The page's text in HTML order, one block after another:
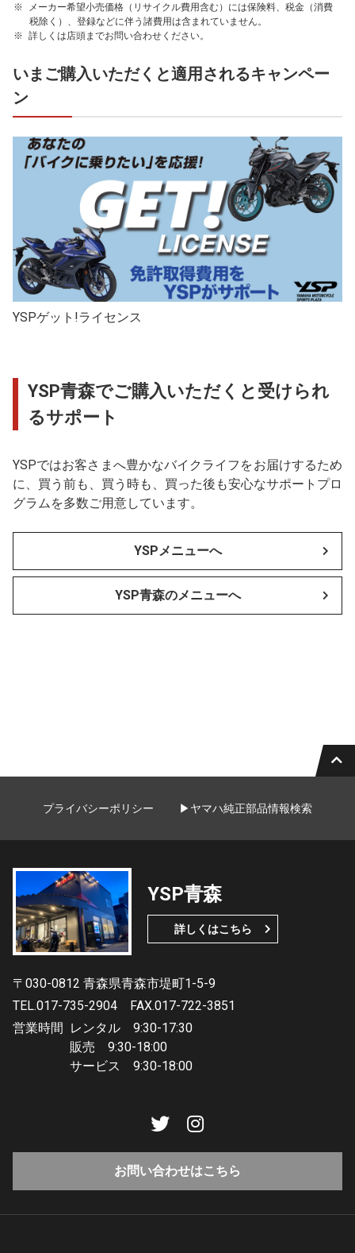
メーカー希望小売価格（リサイクル費用含む）には保険料、税金（消費
税除く）、登録などに伴う諸費用は含まれていません。
詳しくは店頭までお問い合わせください。
いまご購入いただくと適用されるキャンペー
ン
YSPゲット!ライセンス
YSP青森でご購入いただくと受けられ
るサポート
YSPではお客さまへ豊かなバイクライフをお届けするため
に、買う前も、買う時も、買った後も安心なサポートプロ
グラムを多数ご用意しています。
YSPメニューへ
YSP青森のメニューへ
プライバシーポリシー ▶ヤマハ純正部品情報検索
YSP青森
詳しくはこちら
〒030-0812 青森県青森市堤町1-5-9
TEL.017-735-2904
FAX.017-722-3851
営業時間 レンタル 9:30-17:30
販売 9:30-18:00
サービス 9:30-18:00
お問い合わせはこちら